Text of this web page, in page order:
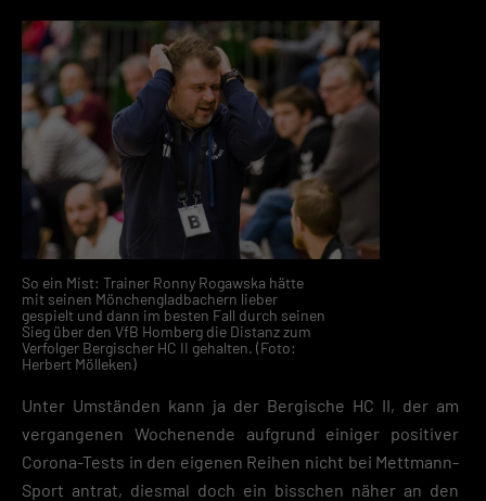
So ein Mist: Trainer Ronny Rogawska hätte
mit seinen Mönchengladbachern lieber
gespielt und dann im besten Fall durch seinen
Sieg über den VfB Homberg die Distanz zum
Verfolger Bergischer HC II gehalten. (Foto:
Herbert Mölleken)
Unter Umständen kann ja der Bergische HC II, der am
vergangenen Wochenende aufgrund einiger positiver
Corona-Tests in den eigenen Reihen nicht bei Mettmann-
Sport antrat, diesmal doch ein bisschen näher an den